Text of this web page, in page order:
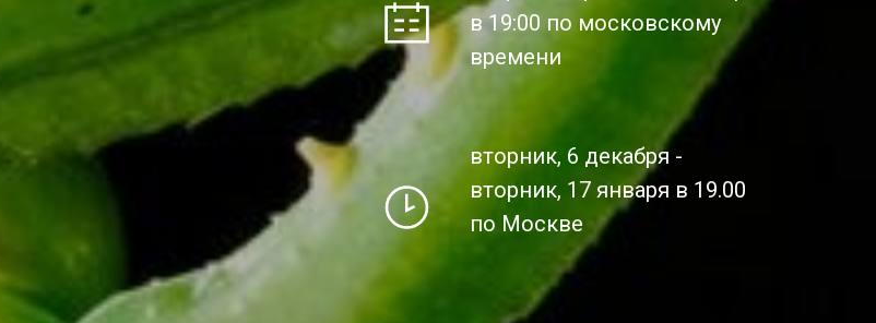
в 19:00 по московскому
времени
вторник, 6 декабря -
вторник, 17 января в 19.00
по Москве